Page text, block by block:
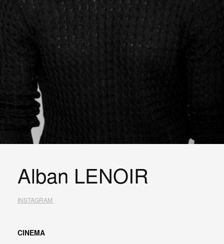
Alban LENOIR
INSTAGRAM
CINEMA